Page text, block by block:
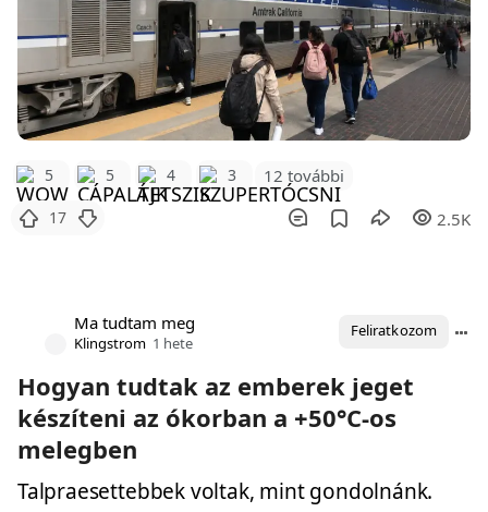
5 5 4 3 12 további
17 2.5K
Ma tudtam meg
Klingstrom 1 hete
Feliratkozom
Hogyan tudtak az emberek jeget
készíteni az ókorban a +50°C-os
melegben
Talpraesettebbek voltak, mint gondolnánk.